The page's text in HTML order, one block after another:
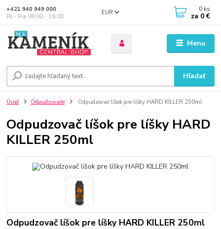
Menu
EUR
Hľadať
+421 940 949 000
Po - Pia 08:00 - 16:00
0 ks
za 0 €
Úvod Odpudzovače Odpudzovač líšok pre líšky HARD KILLER 250ml
Odpudzovač líšok pre líšky HARD
KILLER 250ml
Odpudzovač líšok pre líšky HARD KILLER 250ml